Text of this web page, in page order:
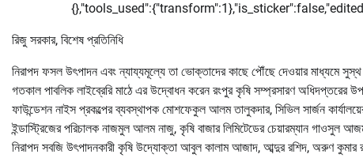
রিজু সরকার, বিশেষ প্রতিনিধি
নিরাপদ ফসল উৎপাদন এবং ন্যায্যমূল্যে তা ভোক্তাদের কাছে পৌঁছে দেওয়ার মাধ্যমে
গতকাল পাবলিক লাইব্রেরি মাঠে এর উদ্বোধন করেন রংপুর কৃষি সম্প্রসারণ অধিদপ্তরের
ফাউন্ডেশন নাইস প্রকল্পের ব্যবস্থাপক মোশফেকুল আলম তালুকদার, সিভিল সার্জন
ইন্ডাস্ট্রিজের পরিচালক নাজমুল আলম নাজু, কৃষি বাজার লিমিটেডের চেয়ারম্যান
নিরাপদ সবজি উৎপাদনকারী কৃষি উদ্যোক্তা আবুল কালাম আজাদ, আব্দুর রশিদ, অরুণ কুমার